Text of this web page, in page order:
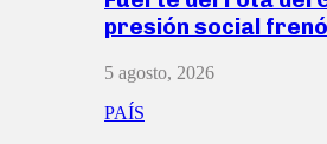
presión social
5 agosto, 2026
PAÍS